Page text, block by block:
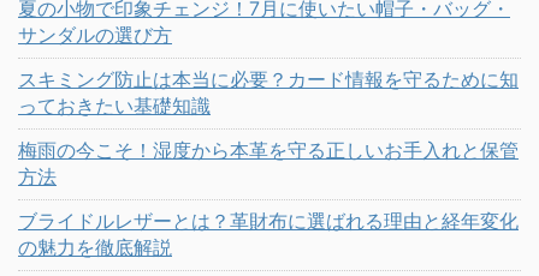
夏の小物で印象チェンジ！7月に使いたい帽子・バッグ・
サンダルの選び方
スキミング防止は本当に必要？カード情報を守るために知
っておきたい基礎知識
梅雨の今こそ！湿度から本革を守る正しいお手入れと保管
方法
ブライドルレザーとは？革財布に選ばれる理由と経年変化
の魅力を徹底解説